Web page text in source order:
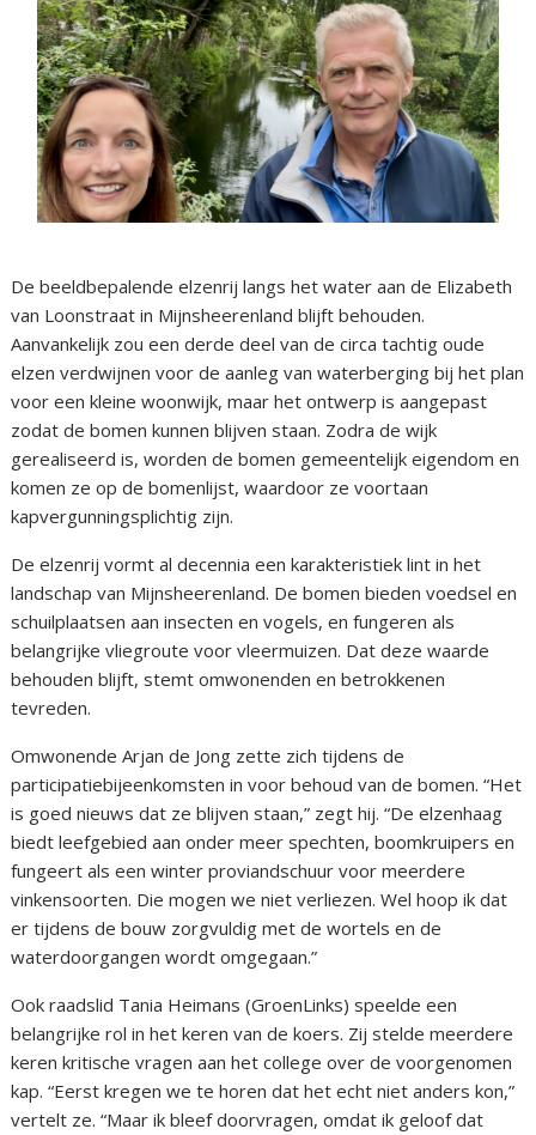
De beeldbepalende elzenrij langs het water aan de Elizabeth
van Loonstraat in Mijnsheerenland blijft behouden.
Aanvankelijk zou een derde deel van de circa tachtig oude
elzen verdwijnen voor de aanleg van waterberging bij het plan
voor een kleine woonwijk, maar het ontwerp is aangepast
zodat de bomen kunnen blijven staan. Zodra de wijk
gerealiseerd is, worden de bomen gemeentelijk eigendom en
komen ze op de bomenlijst, waardoor ze voortaan
kapvergunningsplichtig zijn.
De elzenrij vormt al decennia een karakteristiek lint in het
landschap van Mijnsheerenland. De bomen bieden voedsel en
schuilplaatsen aan insecten en vogels, en fungeren als
belangrijke vliegroute voor vleermuizen. Dat deze waarde
behouden blijft, stemt omwonenden en betrokkenen
tevreden.
Omwonende Arjan de Jong zette zich tijdens de
participatiebijeenkomsten in voor behoud van de bomen. “Het
is goed nieuws dat ze blijven staan,” zegt hij. “De elzenhaag
biedt leefgebied aan onder meer spechten, boomkruipers en
fungeert als een winter proviandschuur voor meerdere
vinkensoorten. Die mogen we niet verliezen. Wel hoop ik dat
er tijdens de bouw zorgvuldig met de wortels en de
waterdoorgangen wordt omgegaan.”
Ook raadslid Tania Heimans (GroenLinks) speelde een
belangrijke rol in het keren van de koers. Zij stelde meerdere
keren kritische vragen aan het college over de voorgenomen
kap. “Eerst kregen we te horen dat het echt niet anders kon,”
vertelt ze. “Maar ik bleef doorvragen, omdat ik geloof dat